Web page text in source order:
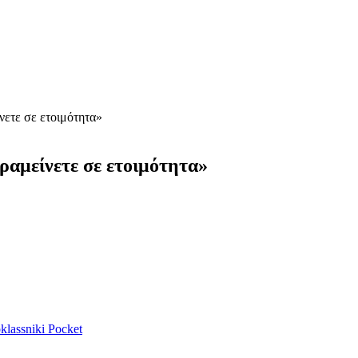
σε ετοιμότητα»
σε ετοιμότητα»
Pocket